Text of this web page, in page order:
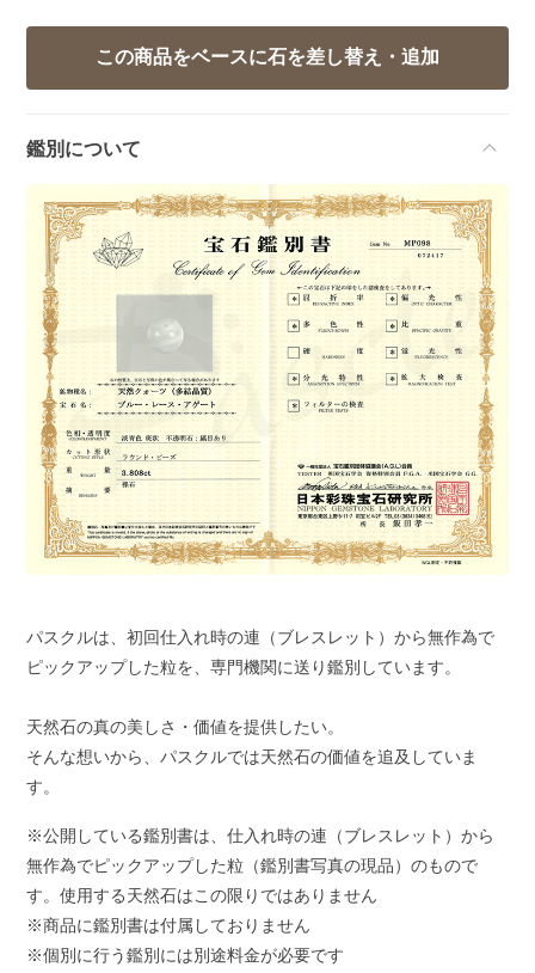
鑑別について
パスクルは、初回仕入れ時の連（ブレスレット）から無作為で
ピックアップした粒を、専門機関に送り鑑別しています。
天然石の真の美しさ・価値を提供したい。
そんな想いから、パスクルでは天然石の価値を追及していま
す。
※公開している鑑別書は、仕入れ時の連（ブレスレット）から
無作為でピックアップした粒（鑑別書写真の現品）のもので
す。使用する天然石はこの限りではありません
※商品に鑑別書は付属しておりません
※個別に行う鑑別には別途料金が必要です